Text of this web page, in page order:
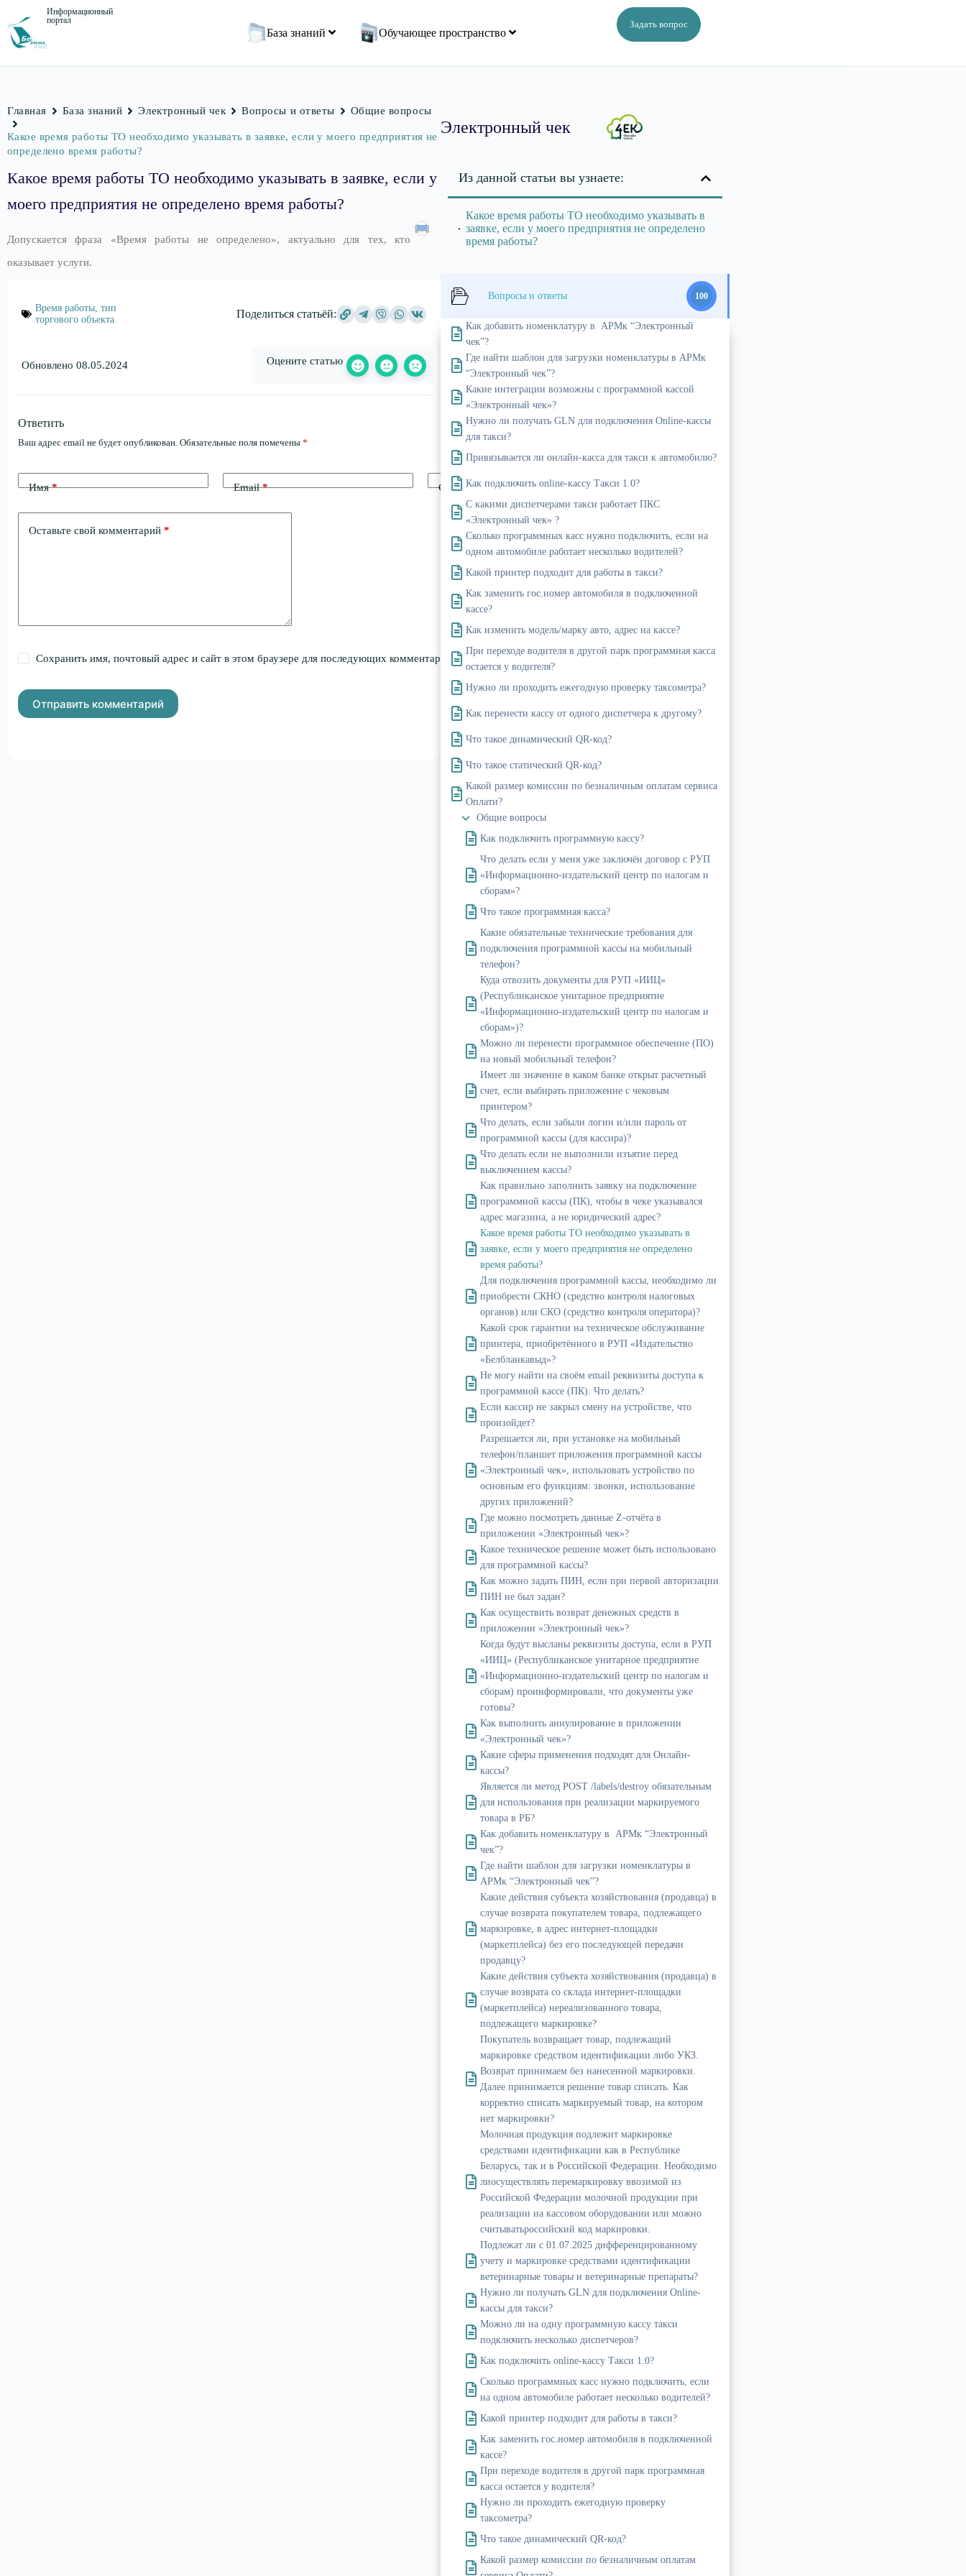
Информационный
портал
База знаний Обучающее пространство
Задать вопрос
Главная База знаний Электронный чек Вопросы и ответы Общие вопросы
Какое время работы ТО необходимо указывать в заявке, если у моего предприятия не
определено время работы?
Какое время работы ТО необходимо указывать в заявке, если у
моего предприятия не определено время работы?
Допускается фраза «Время работы не определено», актуально для тех, кто
оказывает услуги.
Время работы, тип
торгового объекта
Поделиться статьёй:
Обновлено 08.05.2024 Оцените статью
Ответить
Ваш адрес email не будет опубликован. Обязательные поля помечены *
Имя* Email* Сайт
Оставьте свой комментарий *
Сохранить имя, почтовый адрес и сайт в этом браузере для последующих комментариев.
Отправить комментарий
Электронный чек
Из данной статьи вы узнаете:
Какое время работы ТО необходимо указывать в
заявке, если у моего предприятия не определено
время работы?
Вопросы и ответы 100
Как добавить номенклатуру в АРМк “Электронный
чек”?
Где найти шаблон для загрузки номенклатуры в АРМк
“Электронный чек”?
Какие интеграции возможны с программной кассой
«Электронный чек»?
Нужно ли получать GLN для подключения Online-кассы
для такси?
Привязывается ли онлайн-касса для такси к автомобилю?
Как подключить online-кассу Такси 1.0?
С какими диспетчерами такси работает ПКС
«Электронный чек» ?
Сколько программных касс нужно подключить, если на
одном автомобиле работает несколько водителей?
Какой принтер подходит для работы в такси?
Как заменить гос.номер автомобиля в подключенной
кассе?
Как изменить модель/марку авто, адрес на кассе?
При переходе водителя в другой парк программная касса
остается у водителя?
Нужно ли проходить ежегодную проверку таксометра?
Как перенести кассу от одного диспетчера к другому?
Что такое динамический QR-код?
Что такое статический QR-код?
Какой размер комиссии по безналичным оплатам сервиса
Оплати?
Общие вопросы
Как подключить программную кассу?
Что делать если у меня уже заключён договор с РУП
«Информационно-издательский центр по налогам и
сборам»?
Что такое программная касса?
Какие обязательные технические требования для
подключения программной кассы на мобильный
телефон?
Куда отвозить документы для РУП «ИИЦ»
(Республиканское унитарное предприятие
«Информационно-издательский центр по налогам и
сборам»)?
Можно ли перенести программное обеспечение (ПО)
на новый мобильный телефон?
Имеет ли значение в каком банке открыт расчетный
счет, если выбирать приложение с чековым
принтером?
Что делать, если забыли логин и/или пароль от
программной кассы (для кассира)?
Что делать если не выполнили изъятие перед
выключением кассы?
Как правильно заполнить заявку на подключение
программной кассы (ПК), чтобы в чеке указывался
адрес магазина, а не юридический адрес?
Какое время работы ТО необходимо указывать в
заявке, если у моего предприятия не определено
время работы?
Для подключения программной кассы, необходимо ли
приобрести СКНО (средство контроля налоговых
органов) или СКО (средство контроля оператора)?
Какой срок гарантии на техническое обслуживание
принтера, приобретённого в РУП «Издательство
«Белбланкавыд»?
Не могу найти на своём email реквизиты доступа к
программной кассе (ПК). Что делать?
Если кассир не закрыл смену на устройстве, что
произойдет?
Разрешается ли, при установке на мобильный
телефон/планшет приложения программной кассы
«Электронный чек», использовать устройство по
основным его функциям: звонки, использование
других приложений?
Где можно посмотреть данные Z-отчёта в
приложении «Электронный чек»?
Какое техническое решение может быть использовано
для программной кассы?
Как можно задать ПИН, если при первой авторизации
ПИН не был задан?
Как осуществить возврат денежных средств в
приложении «Электронный чек»?
Когда будут высланы реквизиты доступа, если в РУП
«ИИЦ» (Республиканское унитарное предприятие
«Информационно-издательский центр по налогам и
сборам) проинформировали, что документы уже
готовы?
Как выполнить аннулирование в приложении
«Электронный чек»?
Какие сферы применения подходят для Онлайн-
кассы?
Является ли метод POST /labels/destroy обязательным
для использования при реализации маркируемого
товара в РБ?
Как добавить номенклатуру в АРМк “Электронный
чек”?
Где найти шаблон для загрузки номенклатуры в
АРМк “Электронный чек”?
Какие действия субъекта хозяйствования (продавца) в
случае возврата покупателем товара, подлежащего
маркировке, в адрес интернет-площадки
(маркетплейса) без его последующей передачи
продавцу?
Какие действия субъекта хозяйствования (продавца) в
случае возврата со склада интернет-площадки
(маркетплейса) нереализованного товара,
подлежащего маркировке?
Покупатель возвращает товар, подлежащий
маркировке средством идентификации либо УКЗ.
Возврат принимаем без нанесенной маркировки.
Далее принимается решение товар списать. Как
корректно списать маркируемый товар, на котором
нет маркировки?
Молочная продукция подлежит маркировке
средствами идентификации как в Республике
Беларусь, так и в Российской Федерации. Необходимо
лиосуществлять перемаркировку ввозимой из
Российской Федерации молочной продукции при
реализации на кассовом оборудовании или можно
считыватьроссийский код маркировки.
Подлежат ли с 01.07.2025 дифференцированному
учету и маркировке средствами идентификации
ветеринарные товары и ветеринарные препараты?
Нужно ли получать GLN для подключения Online-
кассы для такси?
Можно ли на одну программную кассу такси
подключить несколько диспетчеров?
Как подключить online-кассу Такси 1.0?
Сколько программных касс нужно подключить, если
на одном автомобиле работает несколько водителей?
Какой принтер подходит для работы в такси?
Как заменить гос.номер автомобиля в подключенной
кассе?
При переходе водителя в другой парк программная
касса остается у водителя?
Нужно ли проходить ежегодную проверку
таксометра?
Что такое динамический QR-код?
Какой размер комиссии по безналичным оплатам